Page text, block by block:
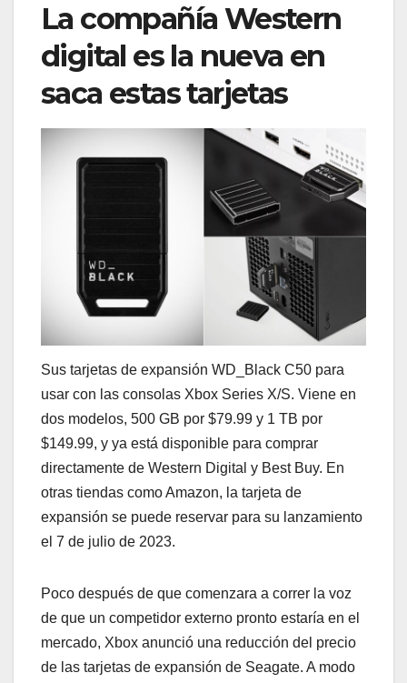
La compañía Western
digital es la nueva en
saca estas tarjetas
Sus tarjetas de expansión WD_Black C50 para
usar con las consolas Xbox Series X/S. Viene en
dos modelos, 500 GB por $79.99 y 1 TB por
$149.99, y ya está disponible para comprar
directamente de Western Digital y Best Buy. En
otras tiendas como Amazon, la tarjeta de
expansión se puede reservar para su lanzamiento
el 7 de julio de 2023.
Poco después de que comenzara a correr la voz
de que un competidor externo pronto estaría en el
mercado, Xbox anunció una reducción del precio
de las tarjetas de expansión de Seagate. A modo